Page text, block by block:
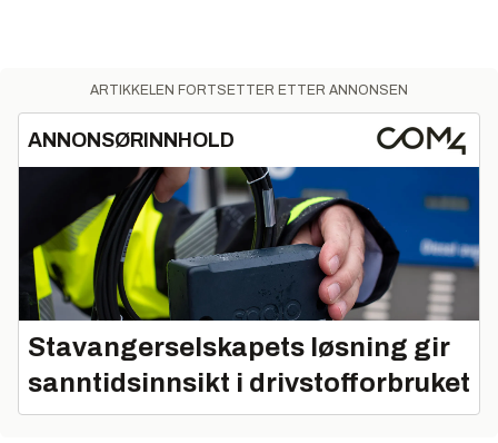
ARTIKKELEN FORTSETTER ETTER ANNONSEN
ANNONSØRINNHOLD
Stavangerselskapets løsning gir
sanntidsinnsikt i drivstofforbruket